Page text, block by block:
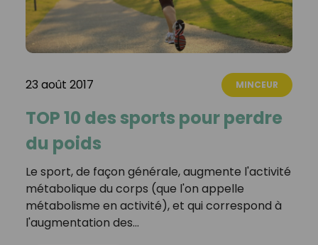
23 août 2017 MINCEUR
TOP 10 des sports pour perdre
du poids
Le sport, de façon générale, augmente l'activité
métabolique du corps (que l'on appelle
métabolisme en activité), et qui correspond à
l'augmentation des…